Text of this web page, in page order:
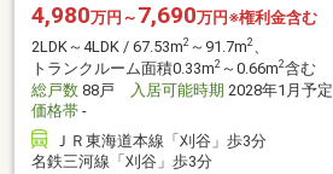
4,980万円～ 7,690万円※権利金含む
2LDK～4LDK / 67.53m2 ～91.7m2、
トランクルーム面積0.33m2 ～0.66m2含む
総戸数 88戸 入居可能時期 2028年1月予定
価格帯 -
ＪＲ東海道本線「刈谷」歩3分
名鉄三河線「刈谷」歩3分